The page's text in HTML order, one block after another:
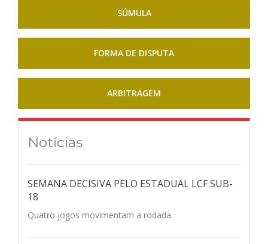
SÚMULA
FORMA DE DISPUTA
ARBITRAGEM
Notícias
SEMANA DECISIVA PELO ESTADUAL LCF SUB-
18
Quatro jogos movimentam a rodada.